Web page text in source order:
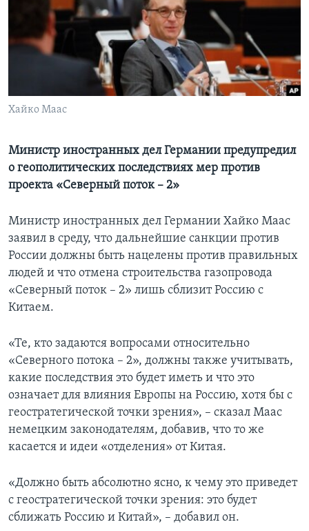
Learning English
СОЦИАЛЬНЫЕ СЕТИ
Хайко Маас
Министр иностранных дел Германии предупредил
о геополитических последствиях мер против
проекта «Северный поток – 2»
Министр иностранных дел Германии Хайко Маас
заявил в среду, что дальнейшие санкции против
России должны быть нацелены против правильных
людей и что отмена строительства газопровода
«Северный поток – 2» лишь сблизит Россию с
Китаем.
«Те, кто задаются вопросами относительно
«Северного потока – 2», должны также учитывать,
какие последствия это будет иметь и что это
означает для влияния Европы на Россию, хотя бы с
геостратегической точки зрения», – сказал Маас
немецким законодателям, добавив, что то же
касается и идеи «отделения» от Китая.
«Должно быть абсолютно ясно, к чему это приведет
с геостратегической точки зрения: это будет
сближать Россию и Китай», – добавил он.